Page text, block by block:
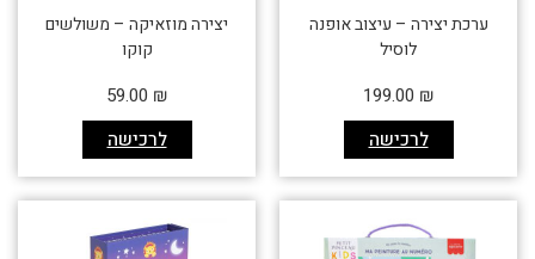
ערכת יצירה – עיצוב אופנה
לוסיל
לרכישה
199.00 ₪
יצירה מוזאיקה – משולשים
קוקו
לרכישה
59.00 ₪